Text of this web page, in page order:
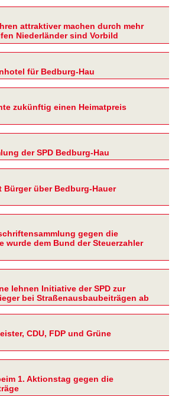
attraktiver machen durch mehr
Niederländer sind Vorbild
für Bedburg-Hau
zukünftig einen Heimatpreis
der SPD Bedburg-Hau
Bürger über Bedburg-Hauer
gegen die
wurde dem Bund der Steuerzahler
lehnen Initiative der SPD zur
bei Straßenausbaubeiträgen ab
CDU, FDP und Grüne
1. Aktionstag gegen die